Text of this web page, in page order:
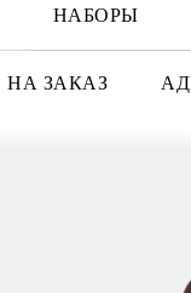
НАБОРЫ
ЗАКАЗ